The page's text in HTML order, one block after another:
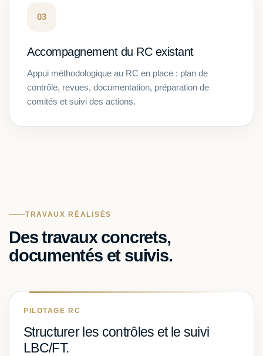
03
Accompagnement du RC existant
Appui méthodologique au RC en place : plan de
contrôle, revues, documentation, préparation de
comités et suivi des actions.
TRAVAUX RÉALISÉS
Des travaux concrets,
documentés et suivis.
PILOTAGE RC
Structurer les contrôles et le suivi
LBC/FT.